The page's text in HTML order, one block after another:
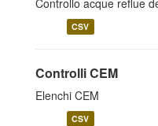
Controllo acque reflue
CSV
Controlli CEM
Elenchi CEM
CSV